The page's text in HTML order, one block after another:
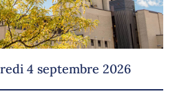
4 septembre 2026